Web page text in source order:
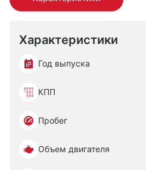
Характеристики
Год выпуска
КПП
Пробег
Объем двигателя